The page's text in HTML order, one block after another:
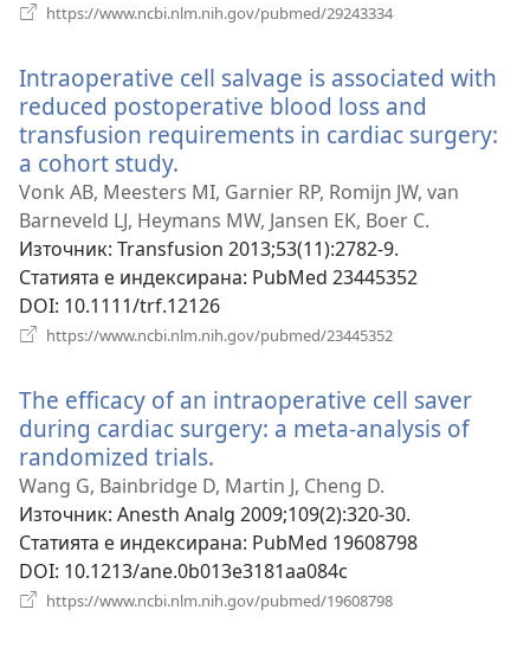
https://www.ncbi.nlm.nih.gov/pubmed/29243334
Intraoperative cell salvage is associated with
reduced postoperative blood loss and
transfusion requirements in cardiac surgery:
a cohort study.
нов
прозорец)
Vonk AB, Meesters MI, Garnier RP, Romijn JW, van
Barneveld LJ, Heymans MW, Jansen EK, Boer C.
Източник‎: Transfusion 2013;53(11):2782-9.
Статията е индексирана‎: PubMed 23445352
DOI‎: 10.1111/trf.12126
https://www.ncbi.nlm.nih.gov/pubmed/23445352
The efficacy of an intraoperative cell saver
during cardiac surgery: a meta-analysis of
randomized trials.
нов
прозорец)
Wang G, Bainbridge D, Martin J, Cheng D.
Източник‎: Anesth Analg 2009;109(2):320-30.
Статията е индексирана‎: PubMed 19608798
DOI‎: 10.1213/ane.0b013e3181aa084c
https://www.ncbi.nlm.nih.gov/pubmed/19608798